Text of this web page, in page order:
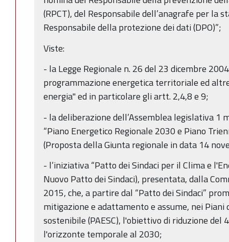
(RPCT), del Responsabile dell’anagrafe per la
Responsabile della protezione dei dati (DPO)”;
Viste:
- la Legge Regionale n. 26 del 23 dicembre
programmazione energetica territoriale ed
energia" ed in particolare gli artt. 2,4,8 e 9;
- la deliberazione dell’Assemblea legislativa 1
“Piano Energetico Regionale 2030 e Piano
(Proposta della Giunta regionale in data 14
- l’iniziativa “Patto dei Sindaci per il Clima e
Nuovo Patto dei Sindaci), presentata, dalla
2015, che, a partire dal “Patto dei Sindaci”
mitigazione e adattamento e assume, nei Piani
sostenibile (PAESC), l'obiettivo di riduzione del
l'orizzonte temporale al 2030;